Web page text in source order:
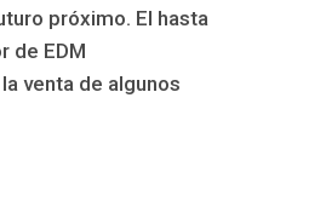
próximo. El hasta
de EDM
venta de algunos